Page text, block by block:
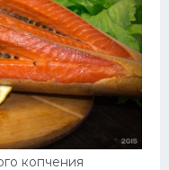
копчения